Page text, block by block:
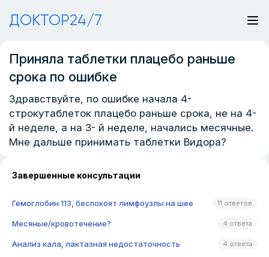
ДОКТОР24/7
Приняла таблетки плацебо раньше
срока по ошибке
Здравствуйте, по ошибке начала 4-
строкутаблеток плацебо раньше срока, не на 4-
й неделе, а на 3- й неделе, начались месячные.
Мне дальше принимать таблетки Видора?
Завершенные консультации
Гемоглобин 113, беспокоят лимфоузлы на шее 11 ответов
Месяные/кровотечение? 4 ответа
Анализ кала, лактазная недостаточность 4 ответа